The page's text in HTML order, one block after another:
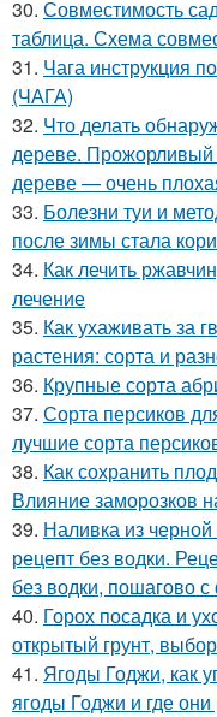
30. Совместимость
таблица. Схема
31. Чага
(ЧАГА)
32. Что делать
дереве. Прожорливый
дереве — очень
33. Болезни туи и
после зимы стала
34. Как лечить
лечение
35. Как ухаживать за
растения: сорта и
36. Крупные сорта
37. Сорта персиков
лучшие сорта
38. Как сохранить
Влияние заморозков
39. Наливка из
рецепт без водки.
без водки, пошагово
40. Горох посадка и
открытый грунт,
41. Ягоды Годжи, как
ягоды Годжи и где они